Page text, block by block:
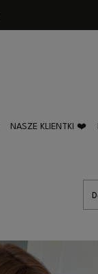
NASZE KLIENTKI ❤️